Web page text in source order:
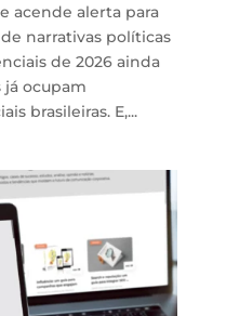
acende alerta para
narrativas políticas
de 2026 ainda
já ocupam
brasileiras. E,...